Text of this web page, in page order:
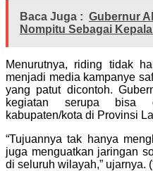
Baca Juga : Gubernur
Nompitu Sebagai
Menurutnya, riding tidak
menjadi media kampanye
yang patut dicontoh.
kegiatan serupa bisa
kabupaten/kota di Provinsi
“Tujuannya tak hanya
juga menguatkan jaringan
di seluruh wilayah,” ujarnya.